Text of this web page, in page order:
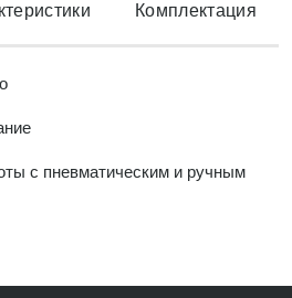
Комплектация
с пневматическим и ручным